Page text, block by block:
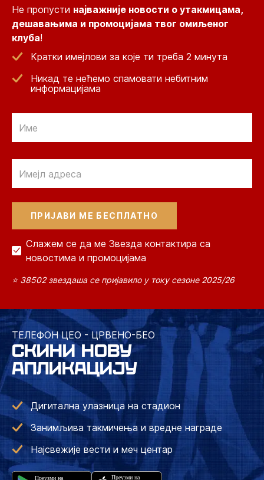
Не пропусти најважније новости о утакмицама,
дешавањима и промоцијама твог омиљеног
клуба!
Кратки имејлови за које ти треба 2 минута
Никад те нећемо спамовати небитним
информацијама
Слажем се да ме Звезда контактира са
новостима и промоцијама
⭐ 38502 звездаша се пријавило у току сезоне 2025/26
ТЕЛЕФОН ЦЕО - ЦРВЕНО-БЕО
СКИНИ НОВУ
АПЛИКАЦИЈУ
Дигитална улазница на стадион
Занимљива такмичења и вредне награде
Најсвежије вести и меч центар